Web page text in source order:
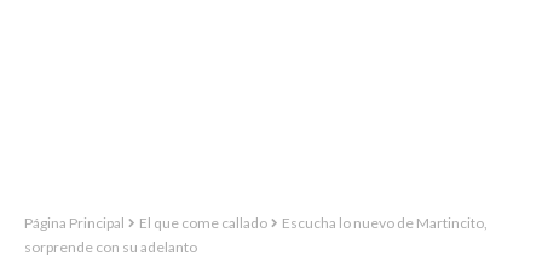
Página Principal El que come callado
Escucha lo nuevo de Martincito,
sorprende con su adelanto